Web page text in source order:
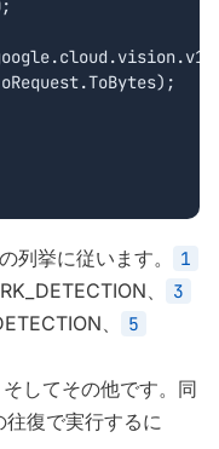
列挙に従います。 1
、 3
、 5
してその他です。同
往復で実行するに